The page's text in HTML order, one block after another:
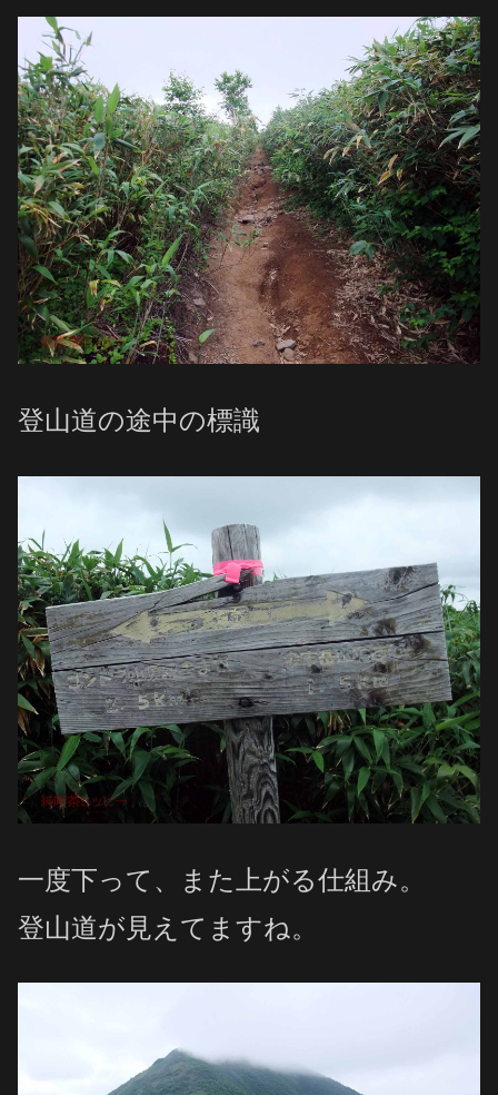
登山道の途中の標識
一度下って、また上がる仕組み。
登山道が見えてますね。